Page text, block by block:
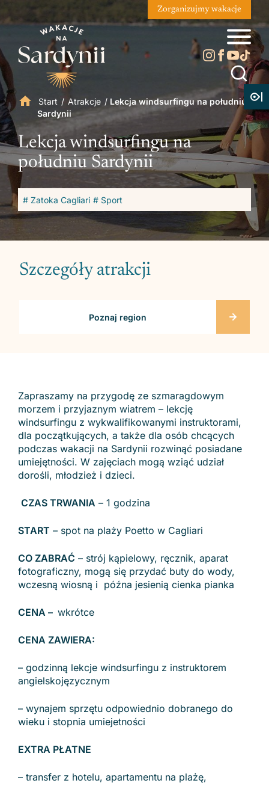
Zorganizujmy wakacje
Start / Atrakcje / Lekcja windsurfingu na południu
Sardynii
Lekcja windsurfingu na
południu Sardynii
# Zatoka Cagliari # Sport
Szczegóły atrakcji
Poznaj region
Zapraszamy na przygodę ze szmaragdowym
morzem i przyjaznym wiatrem – lekcję
windsurfingu z wykwalifikowanymi instruktorami,
dla początkujących, a także dla osób chcących
podczas wakacji na Sardynii rozwinąć posiadane
umiejętności. W zajęciach mogą wziąć udział
dorośli, młodzież i dzieci.
CZAS TRWANIA – 1 godzina
START – spot na plaży Poetto w Cagliari
CO ZABRAĆ – strój kąpielowy, ręcznik, aparat
fotograficzny, mogą się przydać buty do wody,
wczesną wiosną i późna jesienią cienka pianka
CENA – wkrótce
CENA ZAWIERA:
– godzinną lekcje windsurfingu z instruktorem
angielskojęzycznym
– wynajem sprzętu odpowiednio dobranego do
wieku i stopnia umiejetności
EXTRA PŁATNE
– transfer z hotelu, apartamentu na plażę,